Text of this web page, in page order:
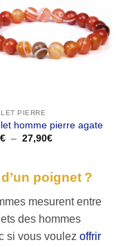
PIERRE
homme pierre agate
€ – 27,90€Plage
à
27,90€
poignet ?
mesurent entre
des hommes
si vous voulez offrir